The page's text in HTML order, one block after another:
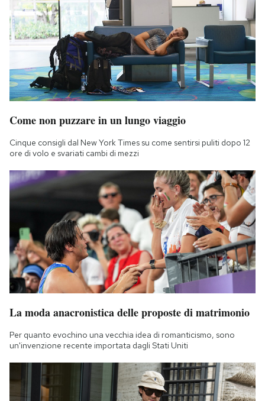
CALENDARIO
AREA PERSONALE
Area Personale
Notifiche mobile
Regala il Post
Hai bisogno di aiuto?
Esci
Come non puzzare in un lungo viaggio
Cinque consigli dal New York Times su come sentirsi puliti dopo 12
ore di volo e svariati cambi di mezzi
La moda anacronistica delle proposte di matrimonio
Per quanto evochino una vecchia idea di romanticismo, sono
un'invenzione recente importata dagli Stati Uniti